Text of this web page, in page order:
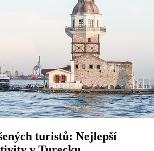
turistů: Nejlepší